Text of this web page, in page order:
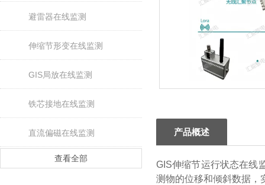
避雷器在线监测
伸缩节形变在线监测
GIS局放在线监测
铁芯接地在线监测
直流偏磁在线监测
查看全部
产品概述
GIS伸缩节运行状态在线
测物的位移和倾斜数据，